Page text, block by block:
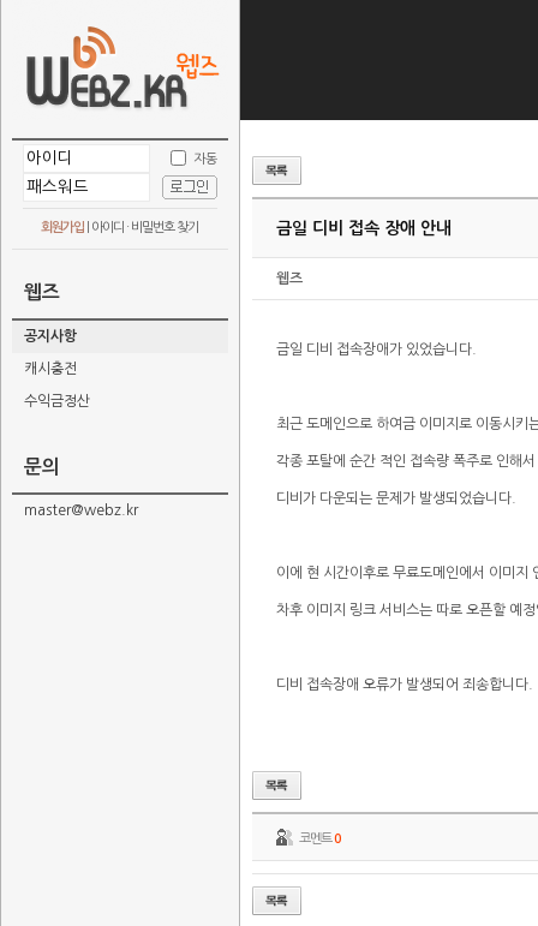
자동
회원가입 아이디 · 비밀번호 찾기
웹즈
공지사항
캐시충전
수익금정산
문의
master@webz.kr
금일 디비 접속 장애 안내
웹즈
금일 디비 접속장애가 있었습니다.
최근 도메인으로 하여금 이미지로 이동시키
각종 포탈에 순간 적인 접속량 폭주로 인해서
디비가 다운되는 문제가 발생되었습니다.
이에 현 시간이후로 무료도메인에서 이미지
차후 이미지 링크 서비스는 따로 오픈할 예
디비 접속장애 오류가 발생되어 죄송합니다.
코멘트0